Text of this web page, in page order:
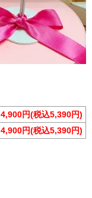
4,900円(税込5,390円)
4,900円(税込5,390円)